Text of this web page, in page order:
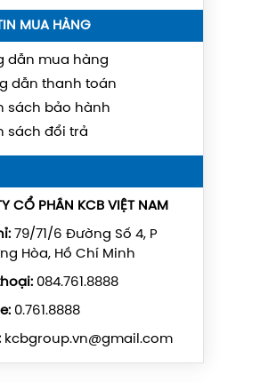
MUA HÀNG
dẫn mua hàng
dẫn thanh toán
sách bảo hành
sách đổi trả
CỔ PHẦN KCB VIỆT NAM
79/71/6 Đường Số 4, P
Hòa, Hồ Chí Minh
084.761.8888
0.761.8888
kcbgroup.vn@gmail.com